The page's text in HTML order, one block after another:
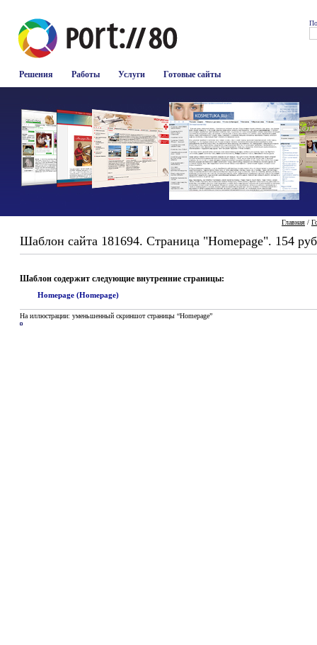
Решения Работы Услуги Готовые сайты
Главная /
Шаблон сайта 181694. Страница "Homepage". 154
Шаблон содержит следующие внутренние страницы:
Homepage (Homepage)
На иллюстрации: уменьшенный скриншот страницы “Homepage”